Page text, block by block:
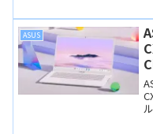
ASUS